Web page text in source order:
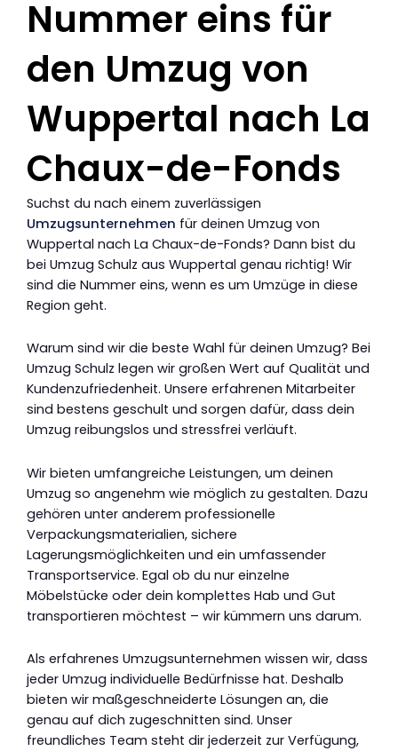
Nummer eins für
den Umzug von
Wuppertal nach La
Chaux-de-Fonds
Suchst du nach einem zuverlässigen
Umzugsunternehmen für deinen Umzug von
Wuppertal nach La Chaux-de-Fonds? Dann bist du
bei Umzug Schulz aus Wuppertal genau richtig! Wir
sind die Nummer eins, wenn es um Umzüge in diese
Region geht.
Warum sind wir die beste Wahl für deinen Umzug? Bei
Umzug Schulz legen wir großen Wert auf Qualität und
Kundenzufriedenheit. Unsere erfahrenen Mitarbeiter
sind bestens geschult und sorgen dafür, dass dein
Umzug reibungslos und stressfrei verläuft.
Wir bieten umfangreiche Leistungen, um deinen
Umzug so angenehm wie möglich zu gestalten. Dazu
gehören unter anderem professionelle
Verpackungsmaterialien, sichere
Lagerungsmöglichkeiten und ein umfassender
Transportservice. Egal ob du nur einzelne
Möbelstücke oder dein komplettes Hab und Gut
transportieren möchtest – wir kümmern uns darum.
Als erfahrenes Umzugsunternehmen wissen wir, dass
jeder Umzug individuelle Bedürfnisse hat. Deshalb
bieten wir maßgeschneiderte Lösungen an, die
genau auf dich zugeschnitten sind. Unser
freundliches Team steht dir jederzeit zur Verfügung,